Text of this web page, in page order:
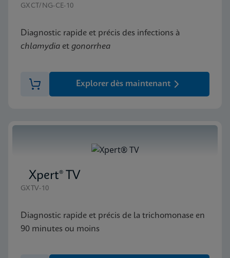
GXCT/NG-CE-10
Diagnostic rapide et précis des infections à
chlamydia et gonorrhea
Explorer dès maintenant
Xpert® TV
GXTV-10
Diagnostic rapide et précis de la trichomonase en
90 minutes ou moins